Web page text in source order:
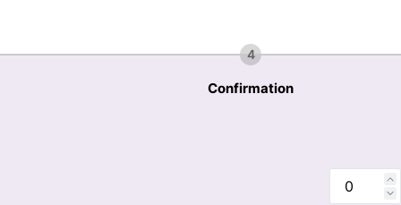
4
Confirmation